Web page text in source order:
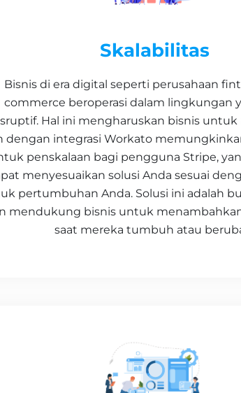
Skalabilitas
Bisnis di era digital seperti perusahaan
commerce beroperasi dalam lingkungan
Hal ini mengharuskan bisnis untuk
dengan integrasi Workato
penskalaan bagi pengguna Stripe,
menyesuaikan solusi Anda sesuai
pertumbuhan Anda. Solusi ini adalah
mendukung bisnis untuk
saat mereka tumbuh atau